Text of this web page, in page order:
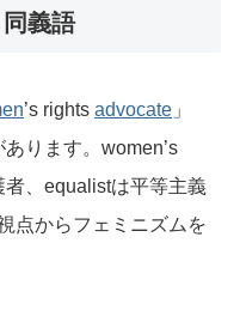
義語
’s rights advocate 」
ります。women’s
、equalistは平等主義
点からフェミニズムを